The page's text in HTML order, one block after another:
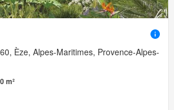
Èze, Alpes-Maritimes, Provence-Alpes-
m²